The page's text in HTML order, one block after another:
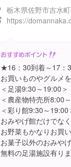
栃木県佐野市吉水
https://
★16：30到着～17：
お買いものやグルメ
＜足湯9:30～19:00＞
＜農産物特売所8:00
＜彩り館9:30～19:00
おみやげ館だけでな
お野菜もかなりお買
お菓子以外のおみや
無料の足湯施設有り